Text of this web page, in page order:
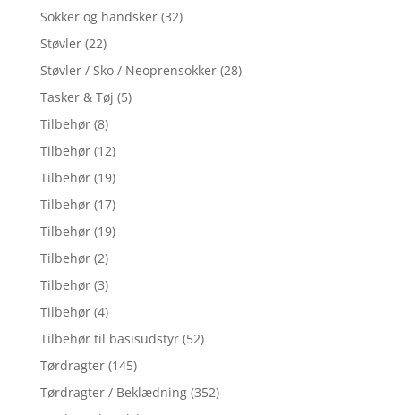
Sokker og handsker (32)
Støvler (22)
Støvler / Sko / Neoprensokker (28)
Tasker & Tøj (5)
Tilbehør (8)
Tilbehør (12)
Tilbehør (19)
Tilbehør (17)
Tilbehør (19)
Tilbehør (2)
Tilbehør (3)
Tilbehør (4)
Tilbehør til basisudstyr (52)
Tørdragter (145)
Tørdragter / Beklædning (352)